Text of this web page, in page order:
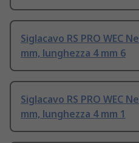
Siglacavo RS PRO WEC
mm, lunghezza 4 mm 6
Siglacavo RS PRO WEC
mm, lunghezza 4 mm 1